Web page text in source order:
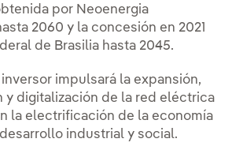
por Neoenergia
2060 y la concesión en 2021
de Brasilia hasta 2045.
impulsará la expansión,
y digitalización de la red eléctrica
la electrificación de la economía
industrial y social.